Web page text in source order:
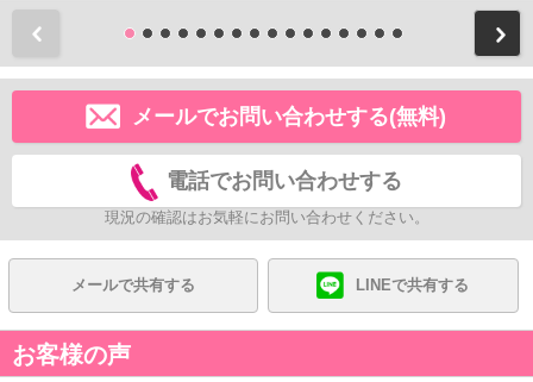
メールでお問い合わせする(無料)
電話でお問い合わせする
現況の確認はお気軽にお問い合わせください。
メールで共有する LINEで共有する
お客様の声